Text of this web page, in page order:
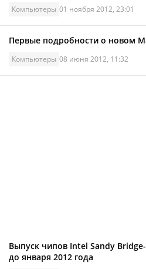
Компьютеры 01 ноября 2012, 23:01
Первые подробности о новом
Компьютеры 08 июня 2012, 11:32
Выпуск чипов Intel Sandy
до января 2012 года